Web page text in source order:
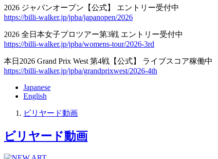
2026 ジャパンオープン【公式】 エントリー受付中
https://billi-walker.jp/jpba/japanopen/2026
2026 全日本女子プロツアー第3戦 エントリー受付中
https://billi-walker.jp/jpba/womens-tour/2026-3rd
本日2026 Grand Prix West 第4戦【公式】 ライブスコア稼働中
https://billi-walker.jp/jpba/grandprixwest/2026-4th
Japanese
English
ビリヤード動画
ビリヤード動画